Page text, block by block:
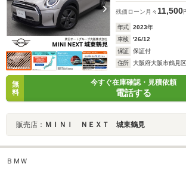
残価ローン 月々 11,500
年式 2023年
車検
'26/12
保証
保証付
住所
大阪府大阪市鶴見区
無
料
今すぐ在庫確認・見積依頼
電話する
販売店： ＭＩＮＩ ＮＥＸＴ 城東鶴見
ＢＭＷ